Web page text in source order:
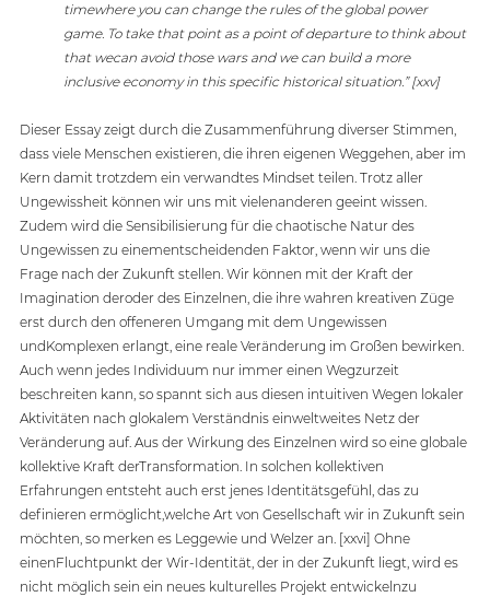
timewhere you can change the rules of the global power
game. To take that point as a point of departure to think about
that wecan avoid those wars and we can build a more
inclusive economy in this specific historical situation.” [xxv]
Dieser Essay zeigt durch die Zusammenführung diverser Stimmen,
dass viele Menschen existieren, die ihren eigenen Weggehen, aber im
Kern damit trotzdem ein verwandtes Mindset teilen. Trotz aller
Ungewissheit können wir uns mit vielenanderen geeint wissen.
Zudem wird die Sensibilisierung für die chaotische Natur des
Ungewissen zu einementscheidenden Faktor, wenn wir uns die
Frage nach der Zukunft stellen. Wir können mit der Kraft der
Imagination deroder des Einzelnen, die ihre wahren kreativen Züge
erst durch den offeneren Umgang mit dem Ungewissen
undKomplexen erlangt, eine reale Veränderung im Großen bewirken.
Auch wenn jedes Individuum nur immer einen Wegzurzeit
beschreiten kann, so spannt sich aus diesen intuitiven Wegen lokaler
Aktivitäten nach glokalem Verständnis einweltweites Netz der
Veränderung auf. Aus der Wirkung des Einzelnen wird so eine globale
kollektive Kraft derTransformation. In solchen kollektiven
Erfahrungen entsteht auch erst jenes Identitätsgefühl, das zu
definieren ermöglicht,welche Art von Gesellschaft wir in Zukunft sein
möchten, so merken es Leggewie und Welzer an. [xxvi] Ohne
einenFluchtpunkt der Wir-Identität, der in der Zukunft liegt, wird es
nicht möglich sein ein neues kulturelles Projekt entwickelnzu